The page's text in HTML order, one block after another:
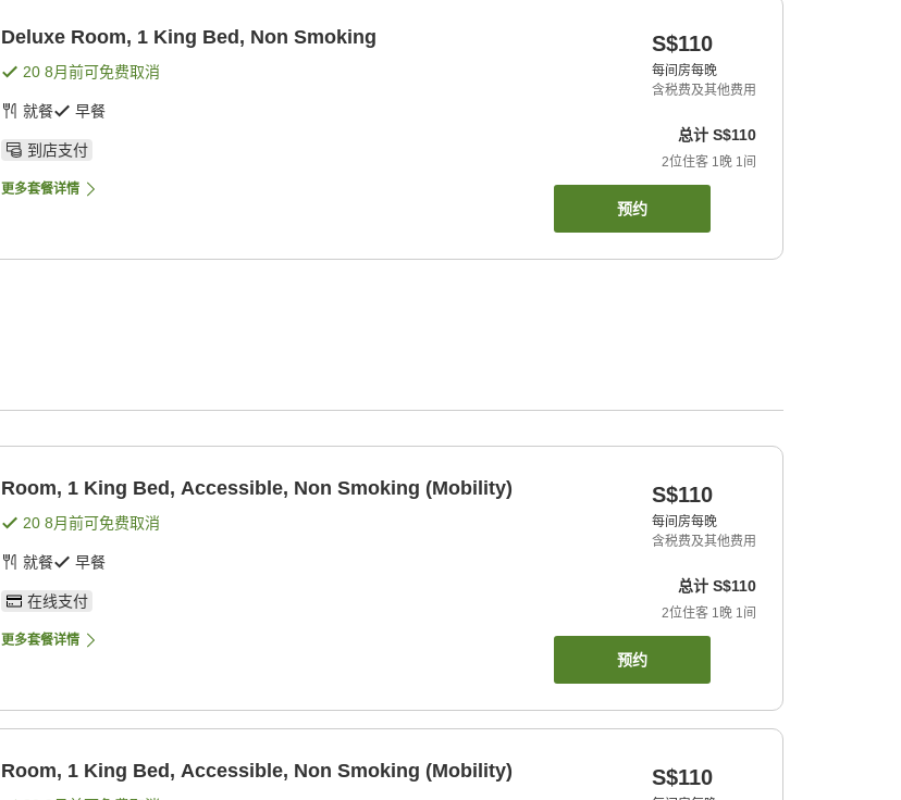
Deluxe Room, 1 King Bed, Non Smoking
20 8月前可免费取消
就餐 早餐
到店支付
更多套餐详情
S$110
每间房每晚
含税费及其他费用
总计 S$110
2位住客 1晚 1间
预约
Room, 1 King Bed, Accessible, Non Smoking (Mobility)
20 8月前可免费取消
就餐 早餐
在线支付
更多套餐详情
S$110
每间房每晚
含税费及其他费用
总计 S$110
2位住客 1晚 1间
预约
Room, 1 King Bed, Accessible, Non Smoking (Mobility) S$110